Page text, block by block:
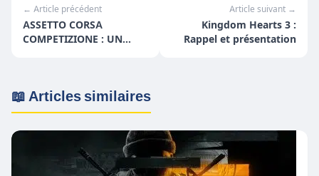
← Article précédent
ASSETTO CORSA
COMPETIZIONE : UN
Article suivant →
Kingdom Hearts 3 :
Rappel et présentation
📖 Articles similaires